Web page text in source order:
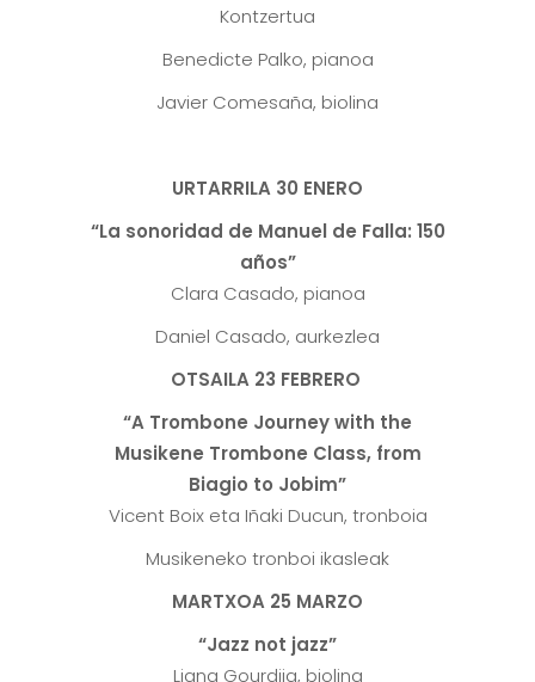
Kontzertua
Benedicte Palko, pianoa
Javier Comesaña, biolina
URTARRILA 30 ENERO
“La sonoridad de Manuel de Falla: 150
años”
Clara Casado, pianoa
Daniel Casado, aurkezlea
OTSAILA 23 FEBRERO
“A Trombone Journey with the
Musikene Trombone Class, from
Biagio to Jobim”
Vicent Boix eta Iñaki Ducun, tronboia
Musikeneko tronboi ikasleak
MARTXOA 25 MARZO
“Jazz not jazz”
Liana Gourdjia, biolina